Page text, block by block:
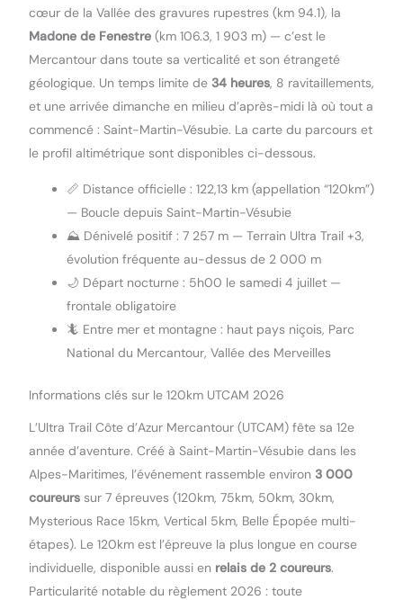
cœur de la Vallée des gravures rupestres (km 94.1), la
Madone de Fenestre(km 106.3, 1 903 m) — c’est le
Mercantour dans toute sa verticalité et son étrangeté
géologique. Un temps limite de 34 heures, 8 ravitaillements,
et une arrivée dimanche en milieu d’après-midi là où tout a
commencé : Saint-Martin-Vésubie. La carte du parcours et
le profil altimétrique sont disponibles ci-dessous.
📏 Distance officielle : 122,13 km (appellation “120km”)
— Boucle depuis Saint-Martin-Vésubie
⛰️ Dénivelé positif : 7 257 m — Terrain Ultra Trail +3,
évolution fréquente au-dessus de 2 000 m
🌙 Départ nocturne : 5h00 le samedi 4 juillet —
frontale obligatoire
🦎 Entre mer et montagne : haut pays niçois, Parc
National du Mercantour, Vallée des Merveilles
Informations clés sur le 120km UTCAM 2026
L’Ultra Trail Côte d’Azur Mercantour (UTCAM) fête sa 12e
année d’aventure. Créé à Saint-Martin-Vésubie dans les
Alpes-Maritimes, l’événement rassemble environ 3 000
coureurssur 7 épreuves (120km, 75km, 50km, 30km,
Mysterious Race 15km, Vertical 5km, Belle Épopée multi-
étapes). Le 120km est l’épreuve la plus longue en course
individuelle, disponible aussi en relais de 2 coureurs.
Particularité notable du règlement 2026 : toute